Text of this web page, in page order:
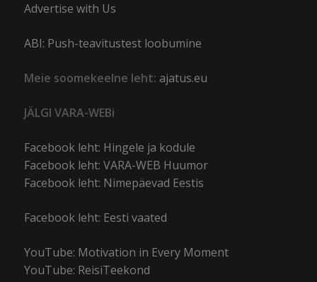
Advertise with Us
ABI: Push-teavitustest loobumine
Meie soomekeelne leht: ajatus.eu
JÄLGI VARA-WEBi
Facebook leht: Hingele ja kodule
Facebook leht: VARA-WEB Huumor
Facebook leht: Nimepäevad Eestis
Facebook leht: Eesti vaated
YouTube: Motivation in Every Moment
YouTube: ReisiTeekond